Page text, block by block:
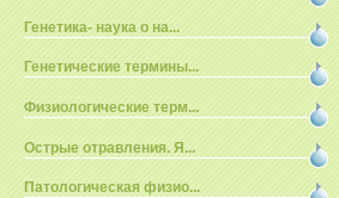
Генетика- наука о на...
Генетические термины...
Физиологические терм...
Острые отравления. Я...
Патологическая физио...